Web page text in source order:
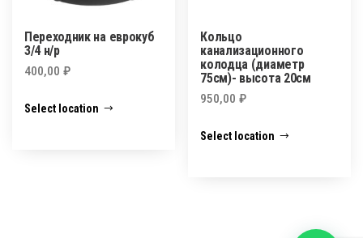
Переходник на еврокуб
3/4 н/р
400,00 ₽
Select location
Кольцо
канализационного
колодца (диаметр
75см)- высота 20см
950,00₽
Select location